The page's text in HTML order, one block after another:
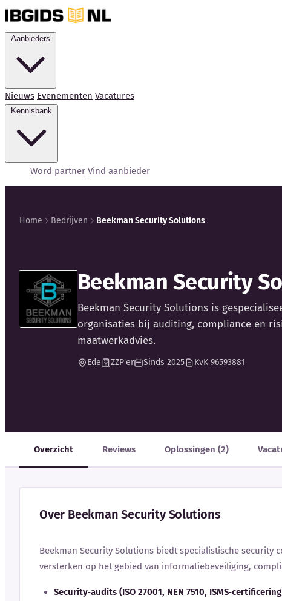
Nieuws Evenementen Vacatures
Word partner Vind aanbieder
Home Bedrijven Beekman Security Solutions
Beekman Security
Beekman Security Solutions is
organisaties bij auditing, compliance en
maatwerkadvies.
Ede ZZP'er Sinds 2025 KvK 96593881
Overzicht Reviews Oplossingen (2)
Over Beekman Security Solutions
Beekman Security Solutions biedt specialistische
versterken op het gebied van informatiebeveiliging,
Security‑audits (ISO 27001, NEN 7510,